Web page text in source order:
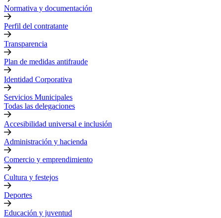
Normativa y documentación
Perfil del contratante
Transparencia
Plan de medidas antifraude
Identidad Corporativa
Servicios Municipales
Todas las delegaciones
Accesibilidad universal e inclusión
Administración y hacienda
Comercio y emprendimiento
Cultura y festejos
Deportes
Educación y juventud